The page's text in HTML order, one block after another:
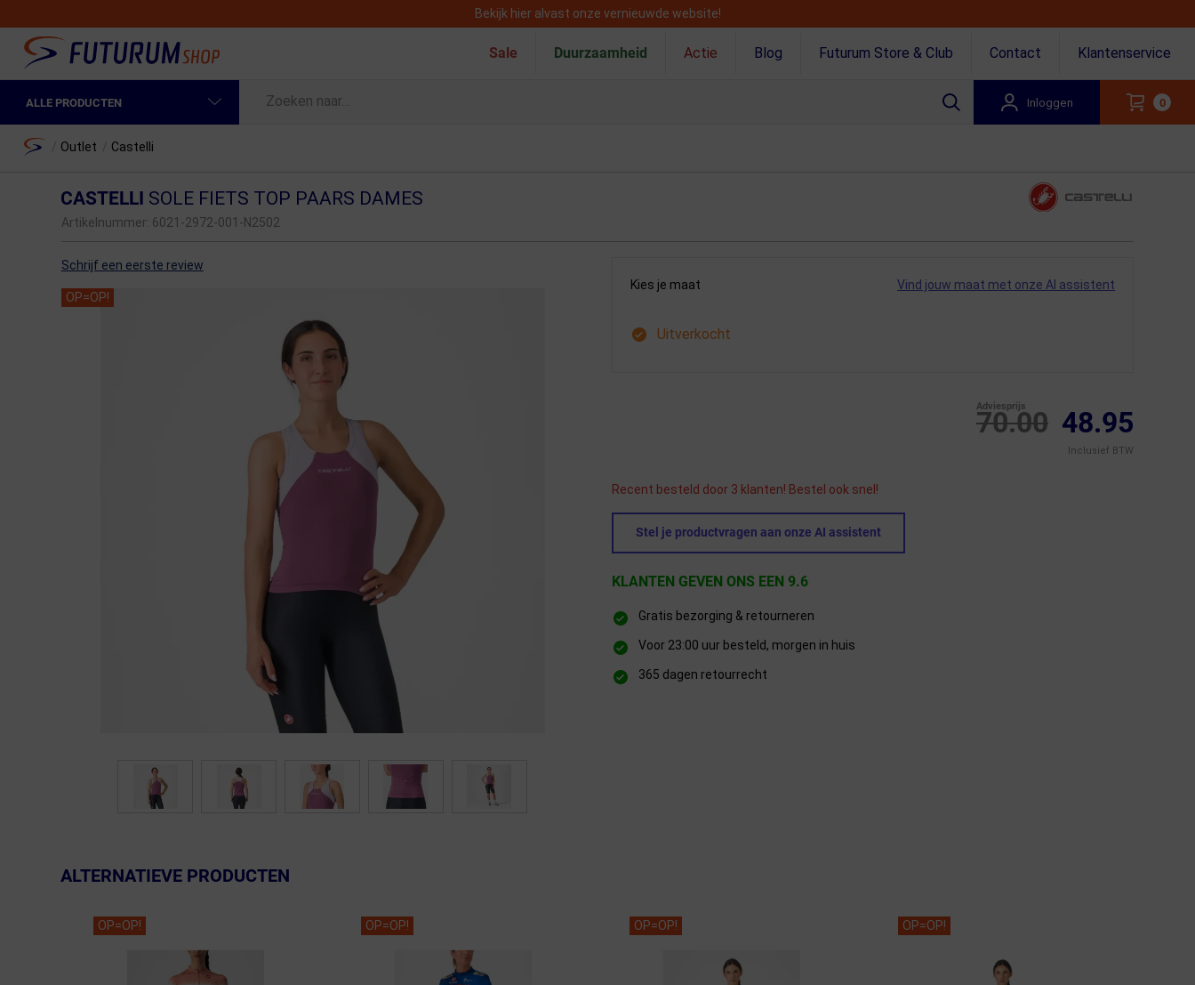
Bekijk hier alvast onze vernieuwde website!
Sale Duurzaamheid Actie Blog Futurum Store & Club Contact Klantenservice
ALLE PRODUCTEN
Fietskleding Heren
Fietsonderdelen
Fietsonderhoud
Inloggen 0
Home Outlet Castelli
CASTELLI SOLE FIETS TOP PAARS DAMES
Artikelnummer: 6021-2972-001-N2502
Schrijf een eerste review
OP=OP!
Kies je maat Vind jouw maat met onze AI assistent
Uitverkocht
70.00
Adviesprijs 48.95
Inclusief BTW
Recent besteld door 3 klanten! Bestel ook snel!
Stel je productvragen aan onze AI assistent
KLANTEN GEVEN ONS EEN 9.6
Gratis bezorging & retourneren
Voor 23:00 uur besteld, morgen in huis
365 dagen retourrecht
ALTERNATIEVE PRODUCTEN
OP=OP! OP=OP! OP=OP! OP=OP!